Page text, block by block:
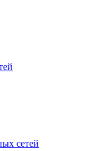
сетей